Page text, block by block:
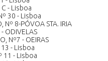
C - Lisboa
30 - Lisboa
Nº 8-PÓVOA STA. IRIA
ODIVELAS
Nº7 - OEIRAS
13 - Lisboa
11 - Lisboa